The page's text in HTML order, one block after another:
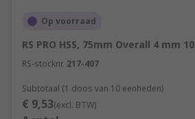
Op voorraad
RS PRO HSS, 75mm Overall 4 mm 10
RS-stocknr. 217-407
Subtotaal (1 doos van 10 eenheden)
€ 9,53(excl. BTW)